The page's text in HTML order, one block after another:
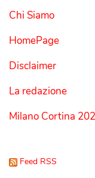
Chi Siamo
HomePage
Disclaimer
La redazione
Milano Cortina
Feed RSS